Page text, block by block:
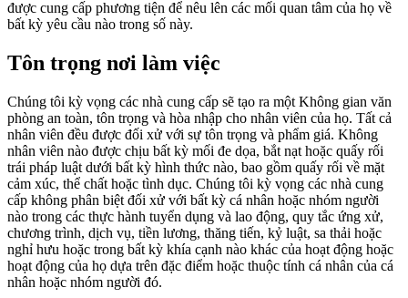
được cung cấp phương tiện để nêu lên các mối quan tâm của họ về
bất kỳ yêu cầu nào trong số này.
Tôn trọng nơi làm việc
Chúng tôi kỳ vọng các nhà cung cấp sẽ tạo ra một Không gian văn
phòng an toàn, tôn trọng và hòa nhập cho nhân viên của họ. Tất cả
nhân viên đều được đối xử với sự tôn trọng và phẩm giá. Không
nhân viên nào được chịu bất kỳ mối đe dọa, bắt nạt hoặc quấy rối
trái pháp luật dưới bất kỳ hình thức nào, bao gồm quấy rối về mặt
cảm xúc, thể chất hoặc tình dục. Chúng tôi kỳ vọng các nhà cung
cấp không phân biệt đối xử với bất kỳ cá nhân hoặc nhóm người
nào trong các thực hành tuyển dụng và lao động, quy tắc ứng xử,
chương trình, dịch vụ, tiền lương, thăng tiến, kỷ luật, sa thải hoặc
nghỉ hưu hoặc trong bất kỳ khía cạnh nào khác của hoạt động hoặc
hoạt động của họ dựa trên đặc điểm hoặc thuộc tính cá nhân của cá
nhân hoặc nhóm người đó.